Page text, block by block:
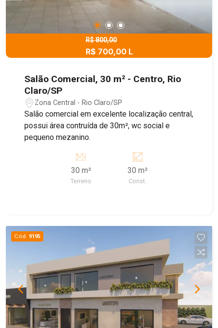
R$ 800,00
R$ 700,00 L
Salão Comercial, 30 m² - Centro, Rio
Claro/SP
Zona Central - Rio Claro/SP
Salão comercial em excelente localização central,
possui área contruída de 30m², wc social e
pequeno mezanino.
30 m²
Terreno
30 m²
Const.
Cód. 9195